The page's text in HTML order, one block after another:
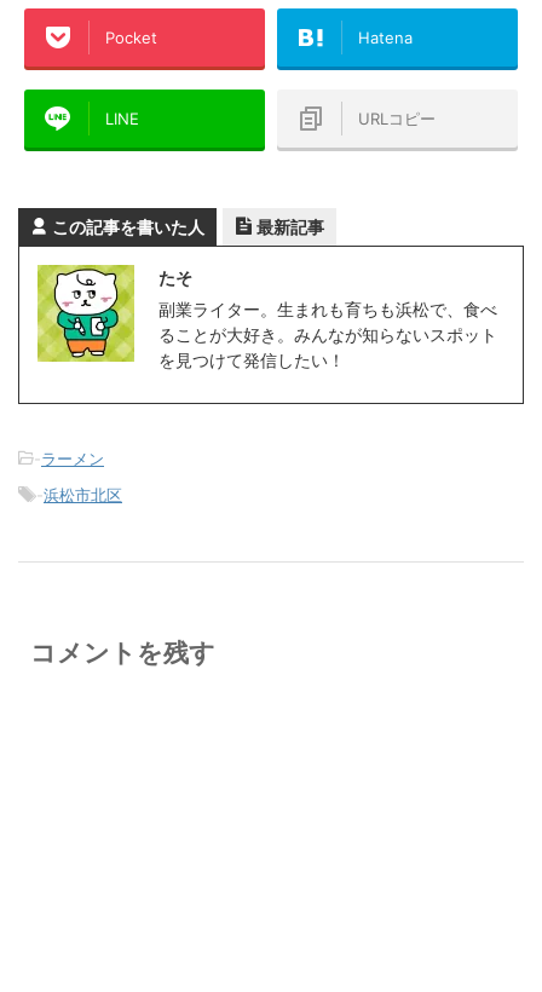
Pocket Hatena
LINE URLコピー
この記事を書いた人 最新記事
たそ
副業ライター。生まれも育ちも浜松で、食べ
ることが大好き。みんなが知らないスポット
を見つけて発信したい！
-ラーメン
-浜松市北区
コメントを残す